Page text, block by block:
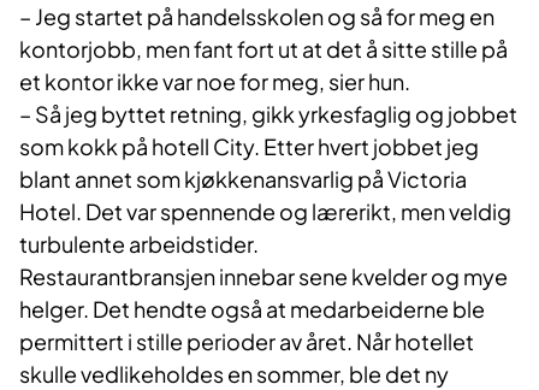
– Jeg startet på handelsskolen og så for meg en
kontorjobb, men fant fort ut at det å sitte stille på
et kontor ikke var noe for meg, sier hun.
– Så jeg byttet retning, gikk yrkesfaglig og jobbet
som kokk på hotell City. Etter hvert jobbet jeg
blant annet som kjøkkenansvarlig på Victoria
Hotel. Det var spennende og lærerikt, men veldig
turbulente arbeidstider.
Restaurantbransjen innebar sene kvelder og mye
helger. Det hendte også at medarbeiderne ble
permittert i stille perioder av året. Når hotellet
skulle vedlikeholdes en sommer, ble det ny